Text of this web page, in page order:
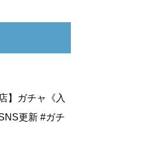
】ガチャ《入
更新 #ガチ